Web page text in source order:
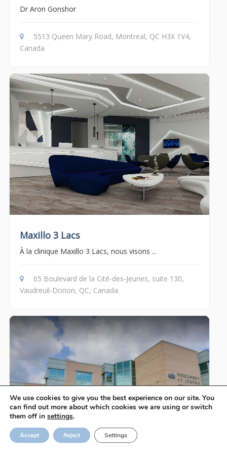
Dr Aron Gonshor
5513 Queen Mary Road, Montreal, QC H3X 1V4,
Canada
Maxillo 3 Lacs
À la clinique Maxillo 3 Lacs, nous visons ...
65 Boulevard de la Cité-des-Jeunes, suite 130,
Vaudreuil-Dorion, QC, Canada
We use cookies to give you the best experience on our site. You
can find out more about which cookies we are using or switch
them off in settings.
Accept Reject Settings